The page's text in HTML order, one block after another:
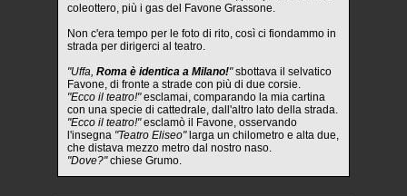
coleottero, più i gas del Favone Grassone.
Non c'era tempo per le foto di rito, così ci fiondammo in
strada per dirigerci al teatro.
"Uffa, Roma è identica a Milano!"sbottava il selvatico
Favone, di fronte a strade con più di due corsie.
"Ecco il teatro!"esclamai, comparando la mia cartina
con una specie di cattedrale, dall'altro lato della strada.
"Ecco il teatro!"esclamò il Favone, osservando
l'insegna "Teatro Eliseo"larga un chilometro e alta due,
che distava mezzo metro dal nostro naso.
"Dove?"chiese Grumo.